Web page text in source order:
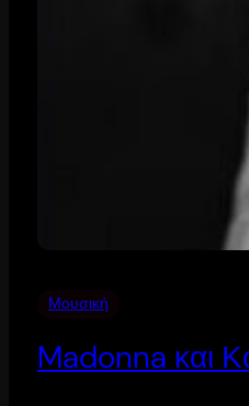
Μουσική
Madonna και